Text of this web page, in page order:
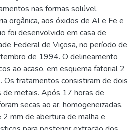
nas formas solúvel,
orgânica, aos óxidos de Al e Fe e
foi desenvolvido em casa de
Federal de Viçosa, no período de
de 1994. O delineamento
ao acaso, em esquema fatorial 2
Os tratamentos consistiram de dois
de metais. Após 17 horas de
secas ao ar, homogeneizadas,
mm de abertura de malha e